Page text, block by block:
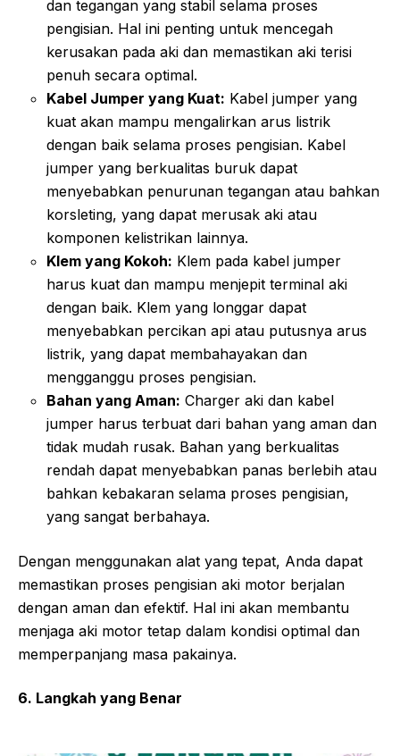
dan tegangan yang stabil selama proses
pengisian. Hal ini penting untuk mencegah
kerusakan pada aki dan memastikan aki terisi
penuh secara optimal.
Kabel Jumper yang Kuat: Kabel jumper yang
kuat akan mampu mengalirkan arus listrik
dengan baik selama proses pengisian. Kabel
jumper yang berkualitas buruk dapat
menyebabkan penurunan tegangan atau bahkan
korsleting, yang dapat merusak aki atau
komponen kelistrikan lainnya.
Klem yang Kokoh: Klem pada kabel jumper
harus kuat dan mampu menjepit terminal aki
dengan baik. Klem yang longgar dapat
menyebabkan percikan api atau putusnya arus
listrik, yang dapat membahayakan dan
mengganggu proses pengisian.
Bahan yang Aman: Charger aki dan kabel
jumper harus terbuat dari bahan yang aman dan
tidak mudah rusak. Bahan yang berkualitas
rendah dapat menyebabkan panas berlebih atau
bahkan kebakaran selama proses pengisian,
yang sangat berbahaya.
Dengan menggunakan alat yang tepat, Anda dapat
memastikan proses pengisian aki motor berjalan
dengan aman dan efektif. Hal ini akan membantu
menjaga aki motor tetap dalam kondisi optimal dan
memperpanjang masa pakainya.
6. Langkah yang Benar